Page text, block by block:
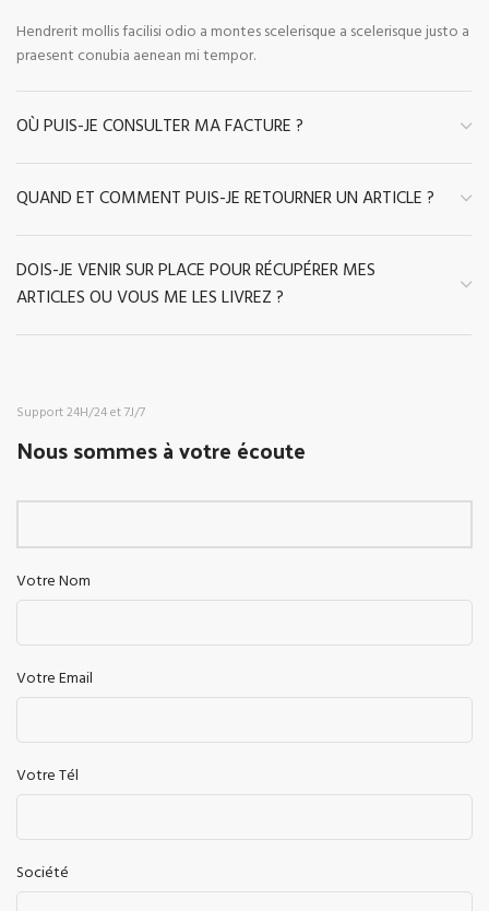
Hendrerit mollis facilisi odio a montes scelerisque a scelerisque justo a
praesent conubia aenean mi tempor.
OÙ PUIS-JE CONSULTER MA FACTURE ?
QUAND ET COMMENT PUIS-JE RETOURNER UN ARTICLE ?
DOIS-JE VENIR SUR PLACE POUR RÉCUPÉRER MES
ARTICLES OU VOUS ME LES LIVREZ ?
Support 24H/24 et 7J/7
Nous sommes à votre écoute
Votre Nom
Votre Email
Votre Tél
Société